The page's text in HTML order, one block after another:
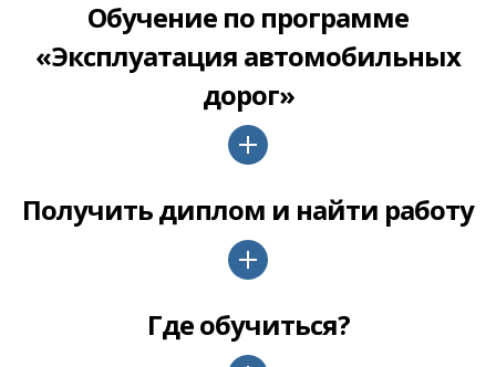
Обучение по программе
«Эксплуатация автомобильных
дорог»
Получить диплом и найти работу
Где обучиться?